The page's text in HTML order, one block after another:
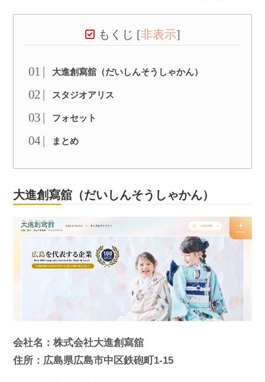
もくじ [非表示]
大進創寫舘（だいしんそうしゃかん）
スタジオアリス
フォセット
まとめ
大進創寫舘（だいしんそうしゃかん）
会社名：株式会社大進創寫舘
住所：広島県広島市中区鉄砲町1-15